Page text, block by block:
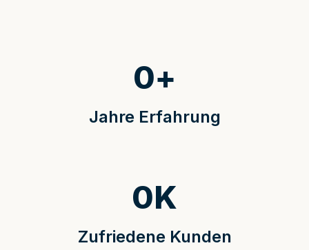
Jahre Erfahrung
0+
Zufriedene Kunden
0K